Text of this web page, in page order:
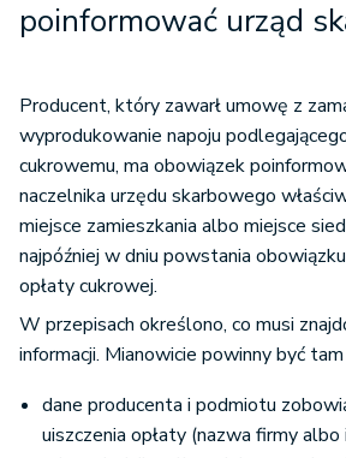
wyprodukowanie napoju
cukrowemu, ma obowiązek
naczelnika urzędu skarbowego
miejsce zamieszkania albo miejsce
najpóźniej w dniu powstania
opłaty cukrowej.
W przepisach określono, co musi
informacji. Mianowicie powinny być
uiszczenia opłaty (nazwa firmy albo
adres siedziby albo miejsce